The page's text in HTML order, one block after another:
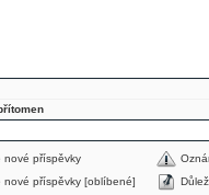
nové příspěvky
nové příspěvky [oblíbené]